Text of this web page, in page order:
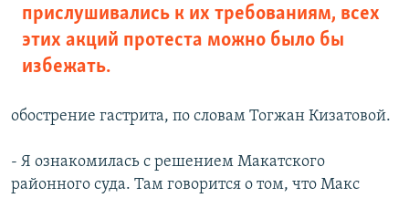
прислушивались к их требованиям, всех
этих акций протеста можно было бы
избежать.
обострение гастрита, по словам Тогжан Кизатовой.
- Я ознакомилась с решением Макатского
районного суда. Там говорится о том, что Макс